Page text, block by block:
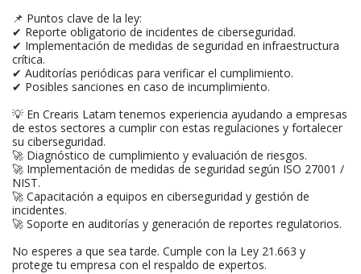
📌 Puntos clave de la ley:
✔ Reporte obligatorio de incidentes de ciberseguridad.
✔ Implementación de medidas de seguridad en infraestructura
crítica.
✔ Auditorías periódicas para verificar el cumplimiento.
✔ Posibles sanciones en caso de incumplimiento.
💡 En Crearis Latam tenemos experiencia ayudando a empresas
de estos sectores a cumplir con estas regulaciones y fortalecer
su ciberseguridad.
🚀 Diagnóstico de cumplimiento y evaluación de riesgos.
🚀 Implementación de medidas de seguridad según ISO 27001 /
NIST.
🚀 Capacitación a equipos en ciberseguridad y gestión de
incidentes.
🚀 Soporte en auditorías y generación de reportes regulatorios.
No esperes a que sea tarde. Cumple con la Ley 21.663 y
protege tu empresa con el respaldo de expertos.